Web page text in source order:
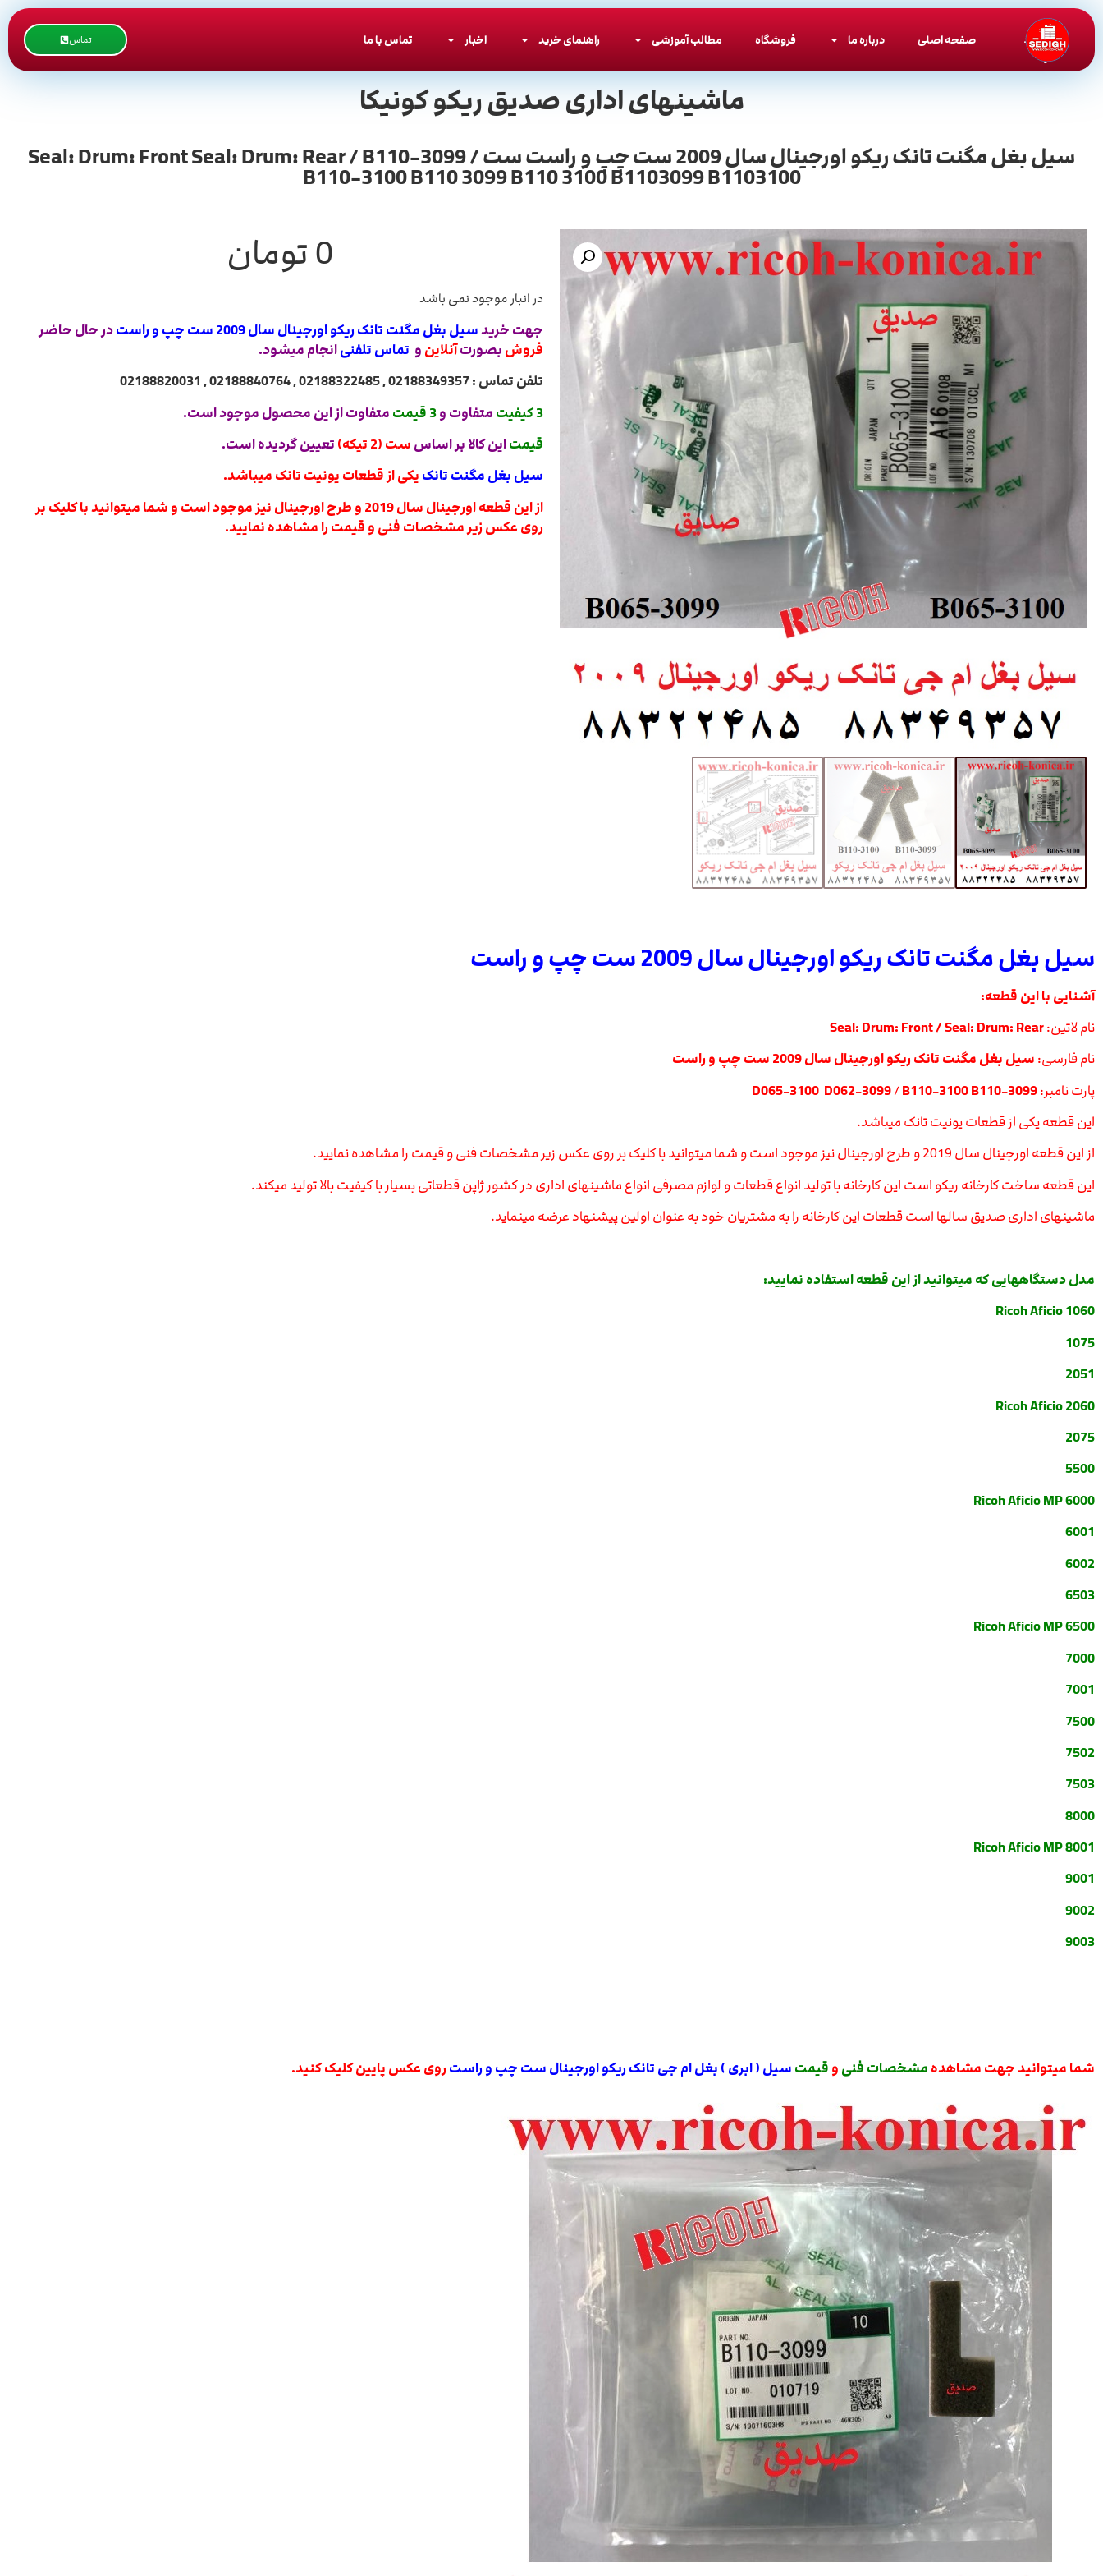
صفحه اصلی درباره ما فروشگاه مطالب آموزشی راهنمای خرید اخبار تماس با ما تماس
ماشینهای اداری صدیق ریکو کونیکا
سیل بغل مگنت تانک ریکو اورجینال سال 2009 ست چپ و راست ست / Seal: Drum: Front Seal: Drum: Rear / B110-3099
B110-3100 B110 3099 B110 3100 B1103099 B1103100
0تومان
در انبار موجود نمی باشد
جهت خریدسیل بغل مگنت تانک ریکو اورجینال سال 2009 ست چپ و راست
در حال حاضر
فروش بصورتآنلاین و تماس تلفنیانجام میشود.
تلفن تماس : 02188349357 , 02188322485 , 02188840764 , 02188820031
3 کیفیت
متفاوت و3 قیمت
متفاوت از این محصول موجود است.
قیمتاینکالا بر اساس ست (2 تیکه)
تعیین گردیده است.
سیل بغل مگنت تانک یکی از قطعات یونیت تانک میباشد.
از این قطعه اورجینال سال 2019 و طرح اورجینال نیز موجود است و شما میتوانید با کلیک بر
روی عکس زیر مشخصات فنی و قیمت را مشاهده نمایید.
سیل بغل مگنت تانک ریکو اورجینال سال 2009 ست چپ و راست
آشنایی با این قطعه:
نام لاتین:Seal: Drum: Front / Seal: Drum: Rear
نام فارسی: سیل بغل مگنت تانک ریکو اورجینال سال 2009 ست چپ و راست
پارت نامبر:
D065-3100 D062-3099/B110-3100 B110-3099
این قطعه یکی از قطعات یونیت تانک میباشد.
از این قطعه اورجینال سال 2019 و طرح اورجینال نیز موجود است و شما میتوانید با کلیک بر روی عکس زیر مشخصات فنی و قیمت را مشاهده نمایید.
این قطعه ساخت کارخانه ریکو است این کارخانه با تولید انواع قطعات و لوازم مصرفی انواع ماشینهای اداری در کشور ژاپن قطعاتی بسیار با کیفیت بالا تولید میکند.
ماشینهای اداری صدیق سالها است قطعات این کارخانه را به مشتریان خود به عنوان اولین پیشنهاد عرضه مینماید.
مدل دستگاههایی که میتوانید از این قطعه استفاده نمایید:
Ricoh Aficio 1060
1075
2051
Ricoh Aficio 2060
2075
5500
Ricoh Aficio MP 6000
6001
6002
6503
Ricoh Aficio MP 6500
7000
7001
7500
7502
7503
8000
Ricoh Aficio MP 8001
9001
9002
9003
شما میتوانید جهت مشاهده مشخصات فنی و قیمت سیل ( ابری ) بغل ام جی تانک ریکو اورجینال ست چپ و راست روی عکس پایین کلیک کنید.